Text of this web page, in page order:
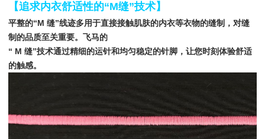
【追求内衣舒适性的“M缝”技术】
平整的“M 缝”线迹多用于直接接触肌肤的内衣等衣物的缝制，对缝
制的品质至关重要。飞马的
“ M 缝”技术通过精细的运针和均匀稳定的针脚，让您时刻体验舒适
的触感。